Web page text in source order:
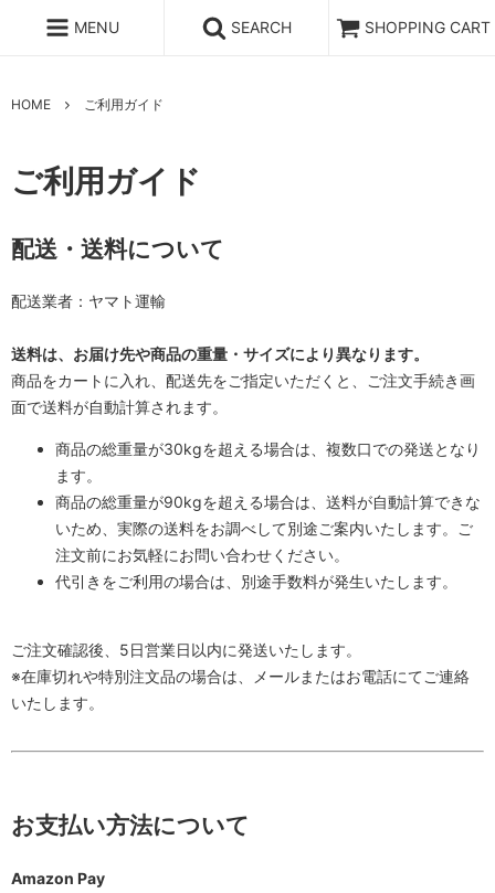
MENU SEARCH SHOPPING CART
HOME ご利用ガイド
ご利用ガイド
配送・送料について
配送業者：ヤマト運輸
送料は、お届け先や商品の重量・サイズにより異なります。
商品をカートに入れ、配送先をご指定いただくと、ご注文手続き画
面で送料が自動計算されます。
商品の総重量が30kgを超える場合は、複数口での発送となり
ます。
商品の総重量が90kgを超える場合は、送料が自動計算できな
いため、実際の送料をお調べして別途ご案内いたします。ご
注文前にお気軽にお問い合わせください。
代引きをご利用の場合は、別途手数料が発生いたします。
ご注文確認後、5日営業日以内に発送いたします。
※在庫切れや特別注文品の場合は、メールまたはお電話にてご連絡
いたします。
お支払い方法について
Amazon Pay